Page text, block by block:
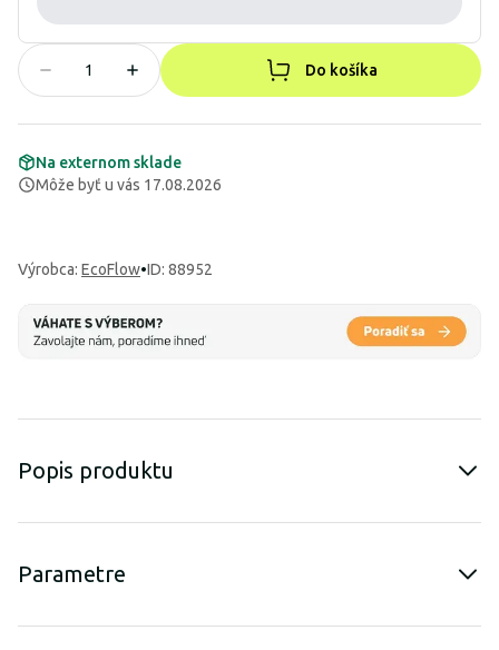
Do košíka
Na externom sklade
Môže byť u vás 17.08.2026
Výrobca: EcoFlow•ID: 88952
Popis produktu
Parametre